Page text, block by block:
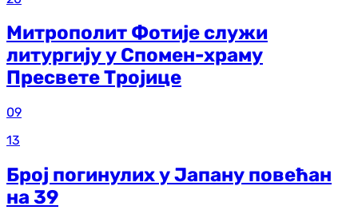
Митрополит Фотије служи
литургију у Спомен-храму
Пресвете Тројице
09
13
Број погинулих у Јапану повећан
на 39